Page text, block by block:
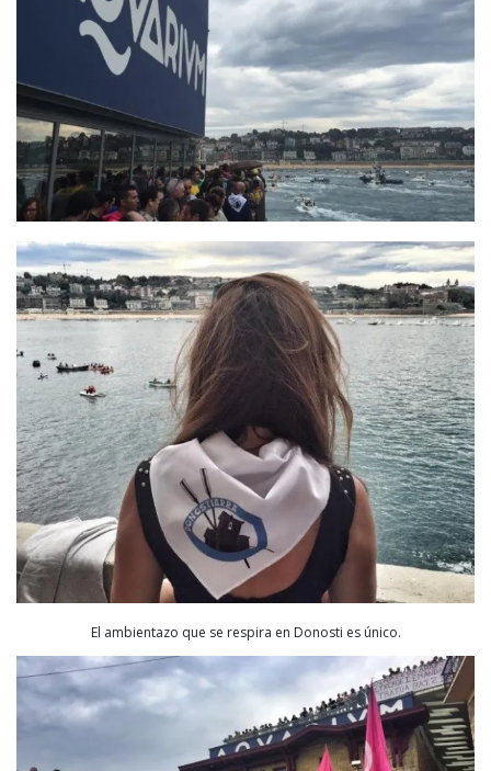
El ambientazo que se respira en Donosti es único.